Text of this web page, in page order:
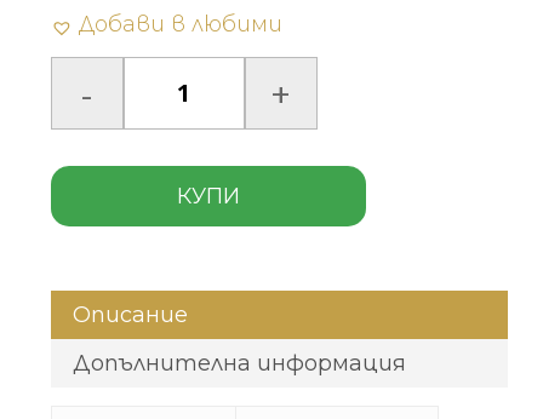
Добави в любими
КУПИ
Описание
Допълнителна информация